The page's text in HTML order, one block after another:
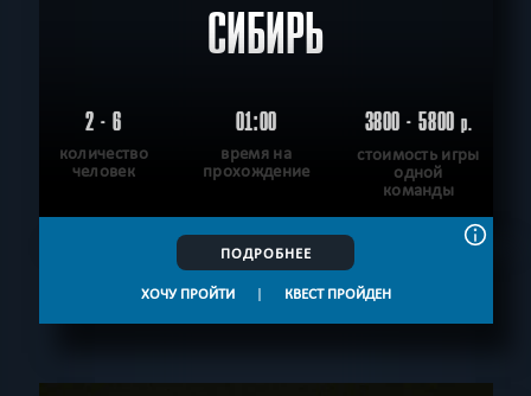
СИБИРЬ
2 - 6
количество
человек
01:00
время на
прохождение
3800 - 5800р.
стоимость игры
одной
команды
ПОДРОБНЕЕ
ХОЧУ ПРОЙТИ | КВЕСТ ПРОЙДЕН